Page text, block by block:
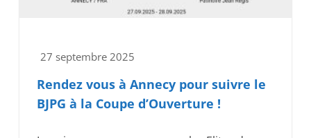
27 septembre 2025
Rendez vous à Annecy pour suivre le
BJPG à la Coupe d’Ouverture !